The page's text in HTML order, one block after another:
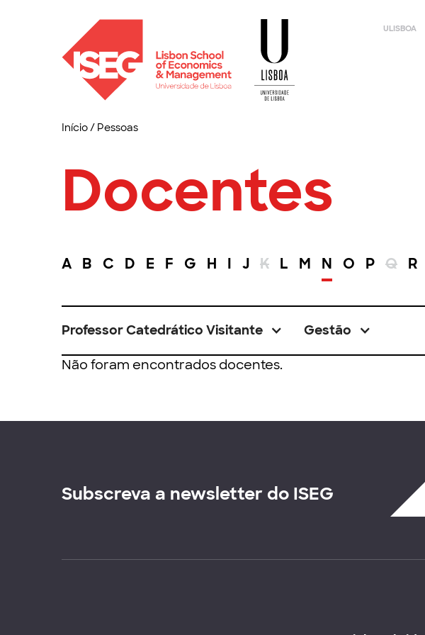
ULISBOA
Início/ Pessoas
Docentes
A B C D E F G H I J K L M N O P Q R
Professor Catedrático Visitante Gestão
Não foram encontrados docentes.
Subscreva a newsletter do ISEG